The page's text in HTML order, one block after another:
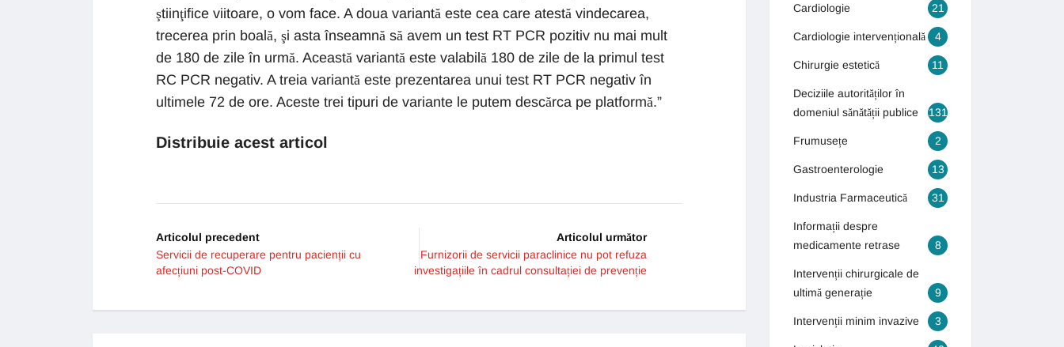
ştiinţifice viitoare, o vom face. A doua variantă este cea care atestă vindecarea,
trecerea prin boală, şi asta înseamnă să avem un test RT PCR pozitiv nu mai mult
de 180 de zile în urmă. Această variantă este valabilă 180 de zile de la primul test
RC PCR negativ. A treia variantă este prezentarea unui test RT PCR negativ în
ultimele 72 de ore. Aceste trei tipuri de variante le putem descărca pe platformă.”
Distribuie acest articol
Articolul precedent
Servicii de recuperare pentru pacienții cu
afecțiuni post-COVID
Articolul următor
Furnizorii de servicii paraclinice nu pot refuza
investigațiile în cadrul consultației de prevenție
Cardiologie 21
Cardiologie intervențională 4
Chirurgie estetică 11
Deciziile autorităților în
domeniul sănătății publice
131
Frumusețe 2
Gastroenterologie 13
Industria Farmaceutică 31
Informații despre
medicamente retrase
8
Intervenții chirurgicale de
ultimă generație
9
Intervenții minim invazive 3